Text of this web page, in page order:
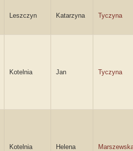
Leszczyn Katarzyna Tyczyna
Kotelnia Jan Tyczyna
Kotelnia Helena